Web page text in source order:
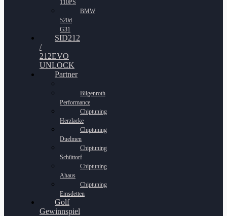
110PS
BMW
520d
G31
SID212
/
212EVO
UNLOCK
Partner
Bilgenroth
Performance
Chiptuning
Herzlacke
Chiptuning
Duelmen
Chiptuning
Schüttorf
Chiptuning
Ahaus
Chiptuning
Emsdetten
Golf
Gewinnspiel